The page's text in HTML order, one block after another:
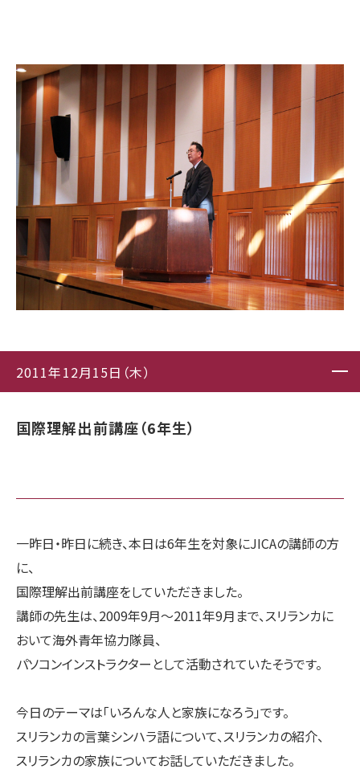
2011年12月15日（木）
国際理解出前講座（6年生）
一昨日・昨日に続き、本日は6年生を対象にJICAの講師の方
に、
国際理解出前講座をしていただきました。
講師の先生は、2009年9月〜2011年9月まで、スリランカに
おいて海外青年協力隊員、
パソコンインストラクターとして活動されていたそうです。
今日のテーマは「いろんな人と家族になろう」です。
スリランカの言葉シンハラ語について、スリランカの紹介、
スリランカの家族についてお話していただきました。